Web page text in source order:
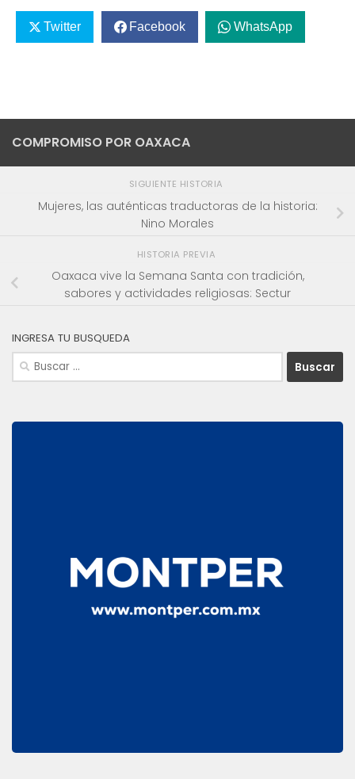
Twitter Facebook WhatsApp
COMPROMISO POR OAXACA
SIGUIENTE HISTORIA
Mujeres, las auténticas traductoras de la historia:
Nino Morales
HISTORIA PREVIA
Oaxaca vive la Semana Santa con tradición,
sabores y actividades religiosas: Sectur
INGRESA TU BUSQUEDA
Buscar: